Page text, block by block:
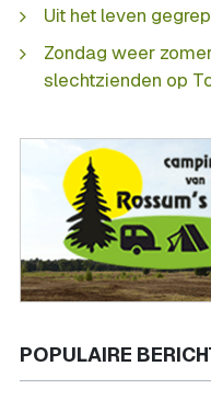
Uit het leven
Zondag weer
slechtzienden op
POPULAIRE